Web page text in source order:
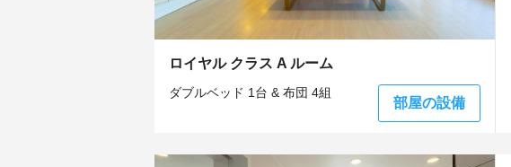
ロイヤル クラス A ルーム
ダブルベッド 1台 & 布団 4組
部屋の設備